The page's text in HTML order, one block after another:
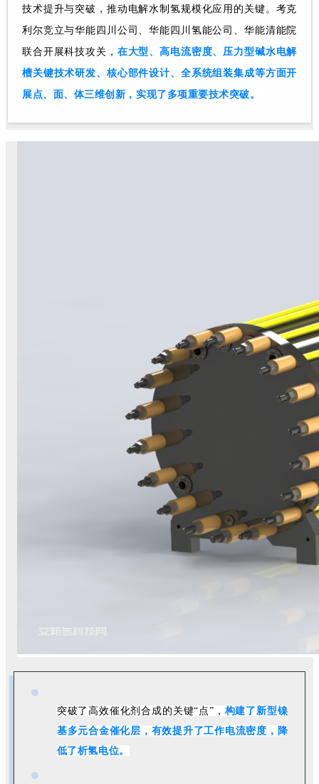
技术提升与突破，推动电解水制氢规模化应用的关键。考克
利尔竞立与华能四川公司、华能四川氢能公司、华能清能院
联合开展科技攻关， 在大型、高电流密度、压力型碱水电解
槽关键技术研发、核心部件设计、全系统组装集成等方面开
展点、面、体三维创新，实现了多项重要技术突破。
突破了高效催化剂合成的关键“点”， 构建了新型镍
基多元合金催化层，有效提升了工作电流密度，降
低了析氢电位。